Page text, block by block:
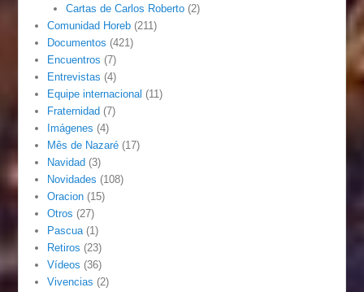
Cartas de Carlos Roberto(2)
Comunidad Horeb (211)
Documentos (421)
Encuentros (7)
Entrevistas (4)
Equipe internacional (11)
Fraternidad (7)
Imágenes (4)
Mês de Nazaré (17)
Navidad (3)
Novidades (108)
Oracion (15)
Otros (27)
Pascua (1)
Retiros (23)
Vídeos (36)
Vivencias (2)